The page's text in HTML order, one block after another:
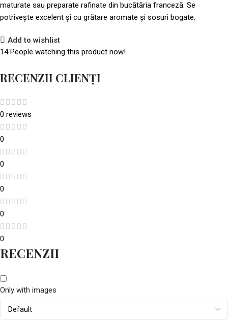
maturate sau preparate rafinate din bucătăria franceză. Se
potrivește excelent și cu grătare aromate și sosuri bogate.
Add to wishlist
14 People watching this product now!
RECENZII CLIENȚI
0 reviews
0
0
0
0
0
RECENZII
Only with images